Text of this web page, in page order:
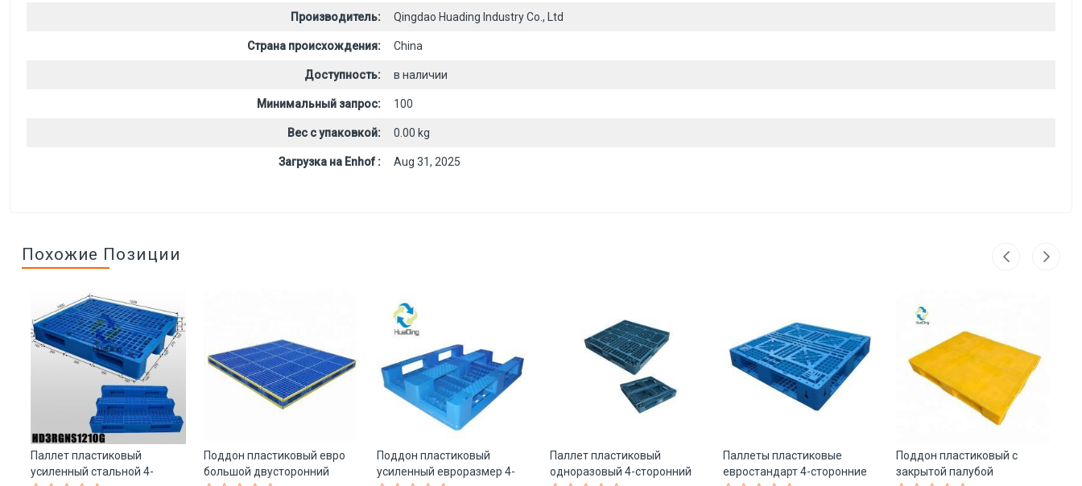
Производитель: Qingdao Huading Industry Co., Ltd
Страна происхождения: China
Доступность: в наличии
Минимальный запрос: 100
Вес с упаковкой: 0.00 kg
Загрузка на Enhof : Aug 31, 2025
Похожие Позиции
Паллет пластиковый
усиленный стальной 4-
Поддон пластиковый евро
большой двусторонний
Поддон пластиковый
усиленный евроразмер 4-
Паллет пластиковый
одноразовый 4-сторонний
Паллеты пластиковые
евростандарт 4-сторонние
Поддон пластиковый с
закрытой палубой